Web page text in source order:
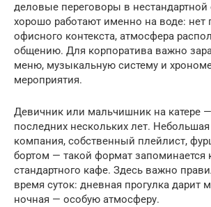
деловые переговоры в нестандартной
хорошо работают именно на воде: нет
офисного контекста, атмосфера
общению. Для корпоратива важно
меню, музыкальную систему и
мероприятия.
Девичник или мальчишник на катере
последних нескольких лет.
компания, собственный плейлист,
бортом — такой формат запоминается
стандартного кафе. Здесь важно
время суток: дневная прогулка дарит
ночная — особую атмосферу.